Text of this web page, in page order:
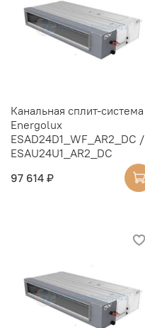
Канальная сплит-система
Energolux
ESAD24D1_WF_AR2_DC /
ESAU24U1_AR2_DC
97 614 ₽